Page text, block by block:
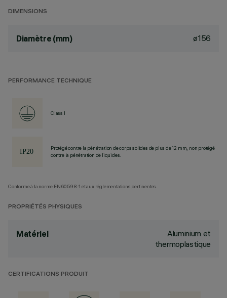
DIMENSIONS
Diamètre (mm) ø156
PERFORMANCE TECHNIQUE
Class I
Protégé contre la pénétration de corps solides de plus de 12 mm, non protégé
contre la pénétration de liquides.
Conforme à la norme EN60598-1 et aux réglementations pertinentes.
PROPRIÉTÉS PHYSIQUES
Matériel
Aluminium et
thermoplastique
CERTIFICATIONS PRODUIT